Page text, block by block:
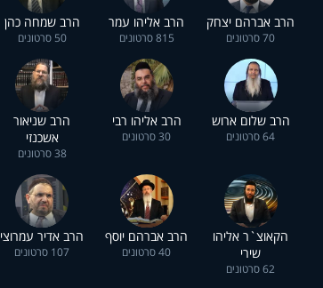
הרב אברהם יצחק
70 סרטונים
הרב אליהו עמר
815 סרטונים
הרב שמחה כהן
50 סרטונים
הרב שלום ארוש
64 סרטונים
הרב אליהו רבי
30 סרטונים
הרב שניאור
אשכנזי
38 סרטונים
הקאוצ`ר אליהו
שירי
62 סרטונים
הרב אברהם יוסף
40 סרטונים
הרב אדיר עמרוצי
107 סרטונים